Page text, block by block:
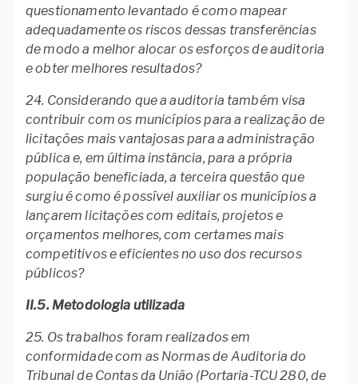
questionamento levantado é como mapear
adequadamente os riscos dessas transferências
de modo a melhor alocar os esforços de auditoria
e obter melhores resultados?
24. Considerando que a auditoria também visa
contribuir com os municípios para a realização de
licitações mais vantajosas para a administração
pública e, em última instância, para a própria
população beneficiada, a terceira questão que
surgiu é como é possível auxiliar os municípios a
lançarem licitações com editais, projetos e
orçamentos melhores, com certames mais
competitivos e eficientes no uso dos recursos
públicos?
II.5. Metodologia utilizada
25. Os trabalhos foram realizados em
conformidade com as Normas de Auditoria do
Tribunal de Contas da União (Portaria-TCU 280, de